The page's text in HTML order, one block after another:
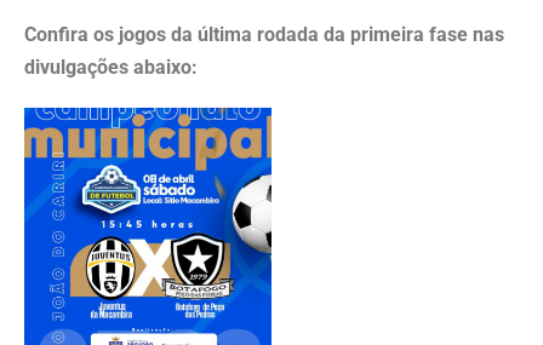
Confira os jogos da última rodada da primeira fase nas
divulgações abaixo: